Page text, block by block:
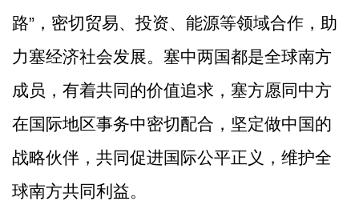
路”，密切贸易、投资、能源等领域合作，助
力塞经济社会发展。塞中两国都是全球南方
成员，有着共同的价值追求，塞方愿同中方
在国际地区事务中密切配合，坚定做中国的
战略伙伴，共同促进国际公平正义，维护全
球南方共同利益。